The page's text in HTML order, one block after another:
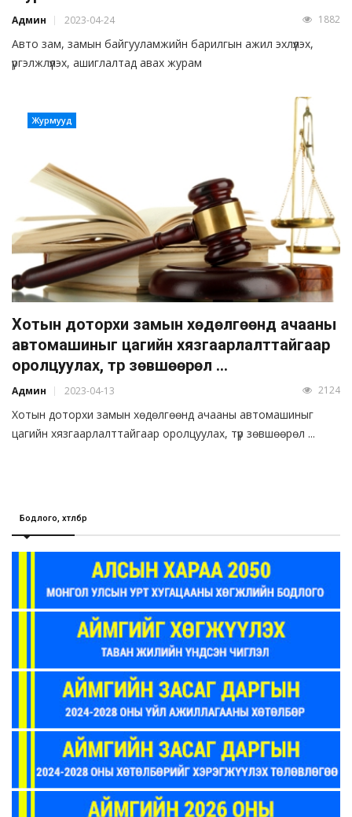
Админ 2023-04-24 1882
Авто зам, замын байгууламжийн барилгын ажил эхлүүлэх,
үргэлжлүүлэх, ашиглалтад авах журам
Журмууд
Хотын доторхи замын хөдөлгөөнд ачааны
автомашиныг цагийн хязгаарлалттайгаар
оролцуулах, түр зөвшөөрөл ...
Админ 2023-04-13 2124
Хотын доторхи замын хөдөлгөөнд ачааны автомашиныг
цагийн хязгаарлалттайгаар оролцуулах, түр зөвшөөрөл ...
Бодлого, хөтөлбөр